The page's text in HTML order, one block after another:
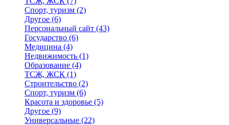
Спорт, туризм (2)
Другое (6)
Персональный сайт (43)
Государство (6)
Медицина (4)
Недвижимость (1)
Образование (4)
ТСЖ, ЖСК (1)
Строительство (2)
Спорт, туризм (6)
Красота и здоровье (5)
Другое (9)
Универсальные (22)